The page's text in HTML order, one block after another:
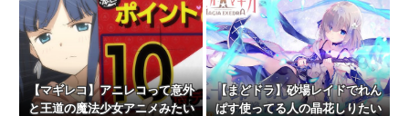
【マギレコ】アニレコって意外
と王道の魔法少女アニメみたい
【まどドラ】砂場レイドでれん
ぱす使ってる人の晶花しりたい